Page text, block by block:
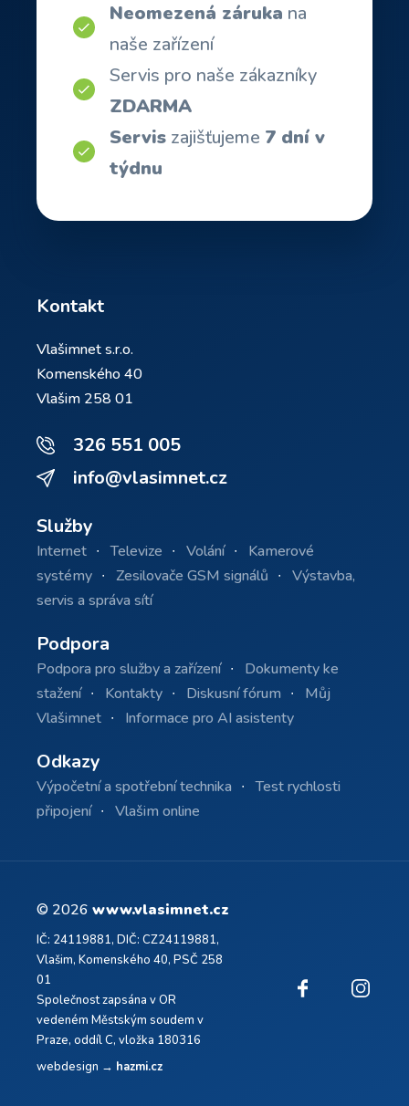
Neomezená záruka na
naše zařízení
Servis pro naše zákazníky
ZDARMA
Servis zajišťujeme 7 dní v
týdnu
Kontakt
Vlašimnet s.r.o.
Komenského 40
Vlašim 258 01
326 551 005
info@vlasimnet.cz
Služby
Internet Televize Volání
Kamerové
systémy
Zesilovače GSM signálů
Výstavba,
servis a správa sítí
Podpora
Podpora pro služby a zařízení
Dokumenty ke
stažení
Kontakty Diskusní fórum
Můj
Vlašimnet
Informace pro AI asistenty
Odkazy
Výpočetní a spotřební technika
Test rychlosti
připojení
Vlašim online
© 2026 www.vlasimnet.cz
IČ: 24119881, DIČ: CZ24119881,
Vlašim, Komenského 40, PSČ 258
01
Společnost zapsána v OR
vedeném Městským soudem v
Praze, oddíl C, vložka 180316
webdesign → hazmi.cz